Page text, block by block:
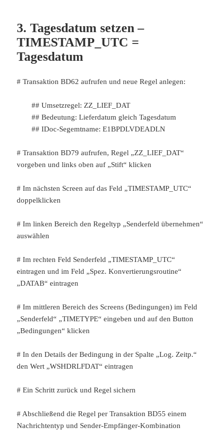
3. Tagesdatum setzen –
TIMESTAMP_UTC =
Tagesdatum
# Transaktion BD62 aufrufen und neue Regel anlegen:
## Umsetzregel: ZZ_LIEF_DAT
## Bedeutung: Lieferdatum gleich Tagesdatum
## IDoc-Segemtname: E1BPDLVDEADLN
# Transaktion BD79 aufrufen, Regel „ZZ_LIEF_DAT“
vorgeben und links oben auf „Stift“ klicken
# Im nächsten Screen auf das Feld „TIMESTAMP_UTC“
doppelklicken
# Im linken Bereich den Regeltyp „Senderfeld übernehmen“
auswählen
# Im rechten Feld Senderfeld „TIMESTAMP_UTC“
eintragen und im Feld „Spez. Konvertierungsroutine“
„DATAB“ eintragen
# Im mittleren Bereich des Screens (Bedingungen) im Feld
„Senderfeld“ „TIMETYPE“ eingeben und auf den Button
„Bedingungen“ klicken
# In den Details der Bedingung in der Spalte „Log. Zeitp.“
den Wert „WSHDRLFDAT“ eintragen
# Ein Schritt zurück und Regel sichern
# Abschließend die Regel per Transaktion BD55 einem
Nachrichtentyp und Sender-Empfänger-Kombination